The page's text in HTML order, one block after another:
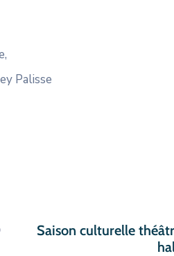
Palisse
Saison culturelle